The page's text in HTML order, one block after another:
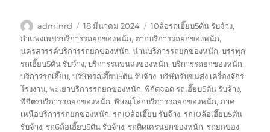
ผู้
เขียน
adminrd
เขียน
เมื่อ
18 มีนาคม 2024
ป้าย
กำกับ
10ล้อรถเฮี๊ยบ5ตัน รับจ้าง,
กำแพงเพชรบริการรถยกของหนัก, ตากบริการรถยกของหนัก,
นครสวรรค์บริการรถยกของหนัก,น่านบริการรถยกของหนัก,บรรทุก
รถเฮี๊ยบ5ตัน รับจ้าง,บริการรถขนสงของหนัก,บริการรถยกของหนัก,
บริการรถเฮี๊ยบ,บริษัทรถเฮี๊ยบ5ตัน รับจ้าง,บริษัทรับขนส่ง เครื่องจักร
โรงงาน,พะเยาบริการรถยกของหนัก,พิกัดจอด รถเฮี๊ยบ5ตัน รับจ้าง,
พิจิตรบริการรถยกของหนัก,พิษณุโลกบริการรถยกของหนัก,ภาค
เหนือบริการรถยกของหนัก,รถ10ล้อเฮี๊ยบ รับจ้าง,รถ10ล้อเฮี๊ยบ5ตัน
รับจ้าง,รถ6ล้อเฮี๊ยบ5ตัน รับจ้าง,รถติดเครนยกของหนัก,รถยกของ